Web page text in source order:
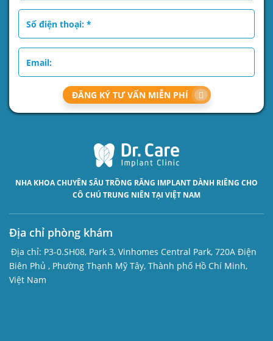
ĐĂNG KÝ TƯ VẤN MIỄN PHÍ
NHA KHOA CHUYÊN SÂU TRỒNG RĂNG IMPLANT DÀNH RIÊNG CHO
CÔ CHÚ TRUNG NIÊN TẠI VIỆT NAM
Địa chỉ phòng khám
Địa chỉ: P3-0.SH08, Park 3, Vinhomes Central Park, 720A Điện
Biên Phủ , Phường Thạnh Mỹ Tây, Thành phố Hồ Chí Minh,
Việt Nam